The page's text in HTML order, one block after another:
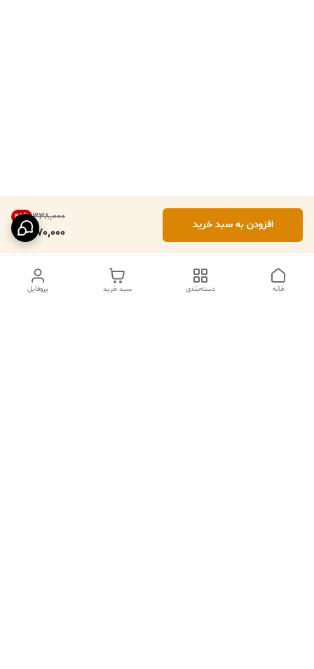
۳۳۸٬۰۰۰ 49%
170,000
افزودن به سبد خرید
پروفایل سبد خرید دسته‌بندی خانه